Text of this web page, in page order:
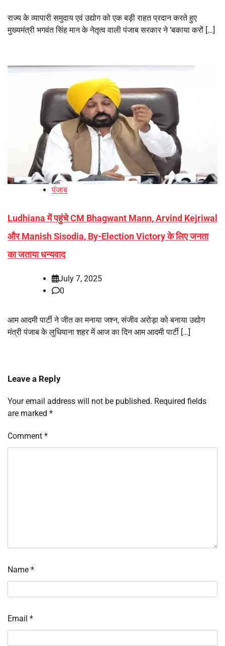
राज्य के व्यापारी समुदाय एवं उद्योग को एक बड़ी राहत प्रदान करते हुए
मुख्यमंत्री भगवंत सिंह मान के नेतृत्व वाली पंजाब सरकार ने ‘बकाया करों […]
पंजाब
Ludhiana में पहुंचे CM Bhagwant Mann, Arvind Kejriwal
और Manish Sisodia, By-Election Victory के लिए जनता
का जताया धन्यवाद
July 7, 2025
0
आम आदमी पार्टी ने जीत का मनाया जश्न, संजीव अरोड़ा को बनाया उद्योग
मंत्री पंजाब के लुधियाना शहर में आज का दिन आम आदमी पार्टी […]
Leave a Reply
Your email address will not be published. Required fields
are marked *
Comment *
Name *
Email *